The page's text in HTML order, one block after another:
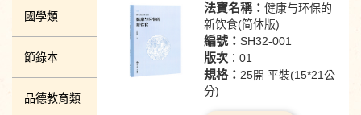
國學類
節錄本
品德教育類
法寶名稱： 健康与环保的
新饮食(简体版)
編號： SH32-001
版次：01
規格： 25開 平裝(15*21公
分)